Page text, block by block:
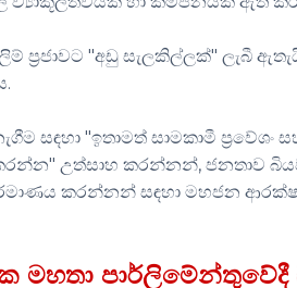
ප්‍රජාවට "අඩු සැලකිල්ලක්" ලැබී
සඳහා "ඉතාමත් සාමකාමී ප්‍රවේශං
කරන්න" උත්සාහ කරන්නන්, ජනතාව
කරන්නන් සඳහා මහජන
මහතා